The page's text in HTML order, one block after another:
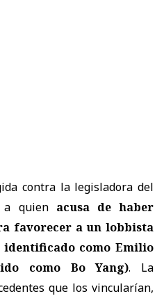
contra la legisladora del
a quien acusa de haber
favorecer a un lobbista
como Emilio
como Bo Yang). La
que los vincularían,